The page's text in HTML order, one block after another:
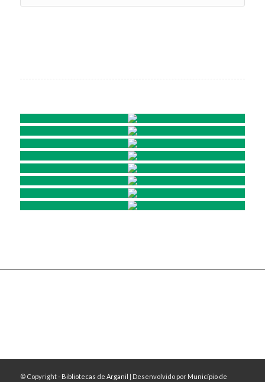
© Copyright - Bibliotecas de Arganil | Desenvolvido por Município de